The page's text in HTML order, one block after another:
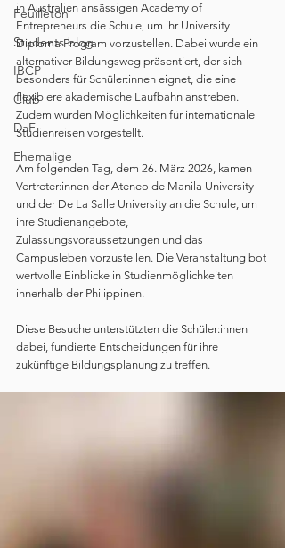
Feuilleton
Students blog
IBCP
Club
DaF
Ehemalige
in Australien ansässigen Academy of
Entrepreneurs die Schule, um ihr University
Diploma Program vorzustellen. Dabei wurde ein
alternativer Bildungsweg präsentiert, der sich
besonders für Schüler:innen eignet, die eine
flexiblere akademische Laufbahn anstreben.
Zudem wurden Möglichkeiten für internationale
Studienreisen vorgestellt.
Am folgenden Tag, dem 26. März 2026, kamen
Vertreter:innen der Ateneo de Manila University
und der De La Salle University an die Schule, um
ihre Studienangebote,
Zulassungsvoraussetzungen und das
Campusleben vorzustellen. Die Veranstaltung bot
wertvolle Einblicke in Studienmöglichkeiten
innerhalb der Philippinen.
Diese Besuche unterstützten die Schüler:innen
dabei, fundierte Entscheidungen für ihre
zukünftige Bildungsplanung zu treffen.